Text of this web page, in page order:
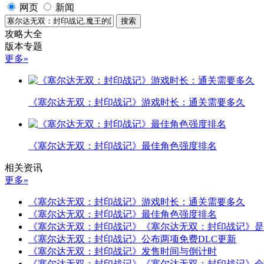
网页 新闻
攻略大全
版本专题
更多»
《塞尔达无双：封印战记》游戏时长：通关需要多久
《塞尔达无双：封印战记》最佳角色强度排名
相关资讯
更多»
《塞尔达无双：封印战记》游戏时长：通关需要多久
《塞尔达无双：封印战记》最佳角色强度排名
《塞尔达无双：封印战记》《塞尔达无双：封印战记》
《塞尔达无双：封印战记》公布两项免费DLC更新
《塞尔达无双：封印战记》发售时间与倒计时